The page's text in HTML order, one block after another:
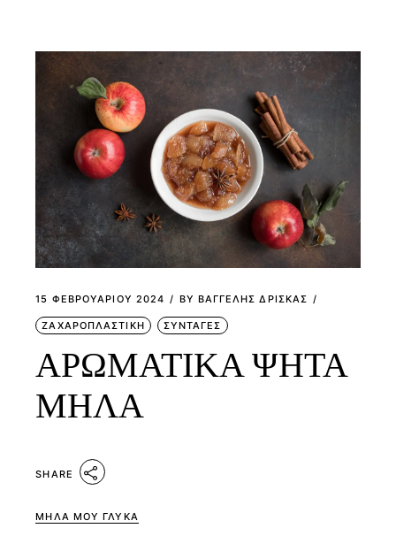
15 ΦΕΒΡΟΥΑΡΊΟΥ 2024 BY ΒΑΓΓΕΛΗΣ ΔΡΙΣΚΑΣ
ΖΑΧΑΡΟΠΛΑΣΤΙΚΗ ΣΥΝΤΑΓΕΣ
ΑΡΩΜΑΤΙΚΑ ΨΗΤΑ
ΜΗΛΑ
SHARE
ΜΗΛΑ ΜΟΥ ΓΛΥΚΑ